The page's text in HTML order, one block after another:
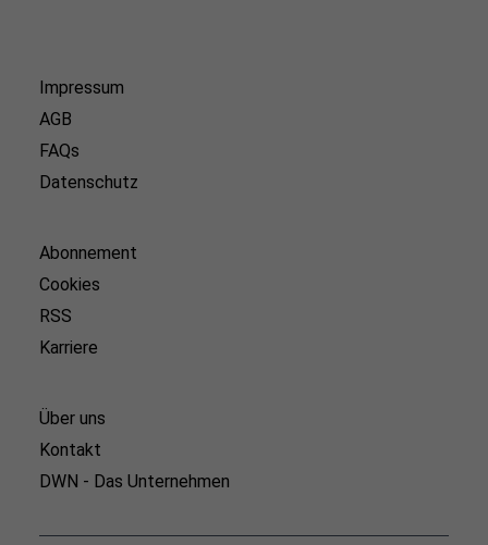
Impressum
AGB
FAQs
Datenschutz
Abonnement
Cookies
RSS
Karriere
Über uns
Kontakt
DWN - Das Unternehmen